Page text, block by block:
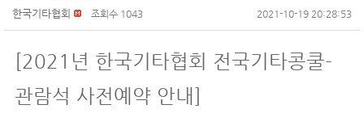
한국기타협회 조회수 1043 2021-10-19 20:28:53
[2021년 한국기타협회 전국기타콩쿨-
관람석 사전예약 안내]